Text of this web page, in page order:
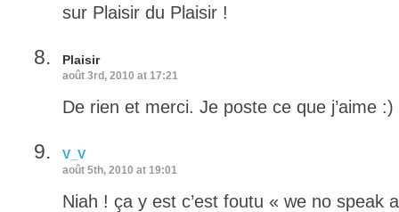
sur Plaisir du Plaisir !
Plaisir
août 3rd, 2010 at 17:21
De rien et merci. Je poste ce que j’aime :)
V_V
août 5th, 2010 at 19:01
Niah ! ça y est c’est foutu « we no speak